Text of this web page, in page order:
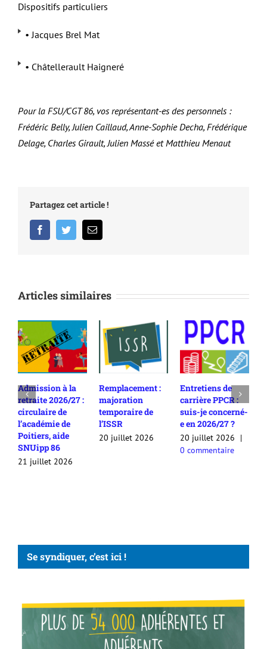
Dispositifs particuliers
• Jacques Brel Mat
• Châtellerault Haigneré
Pour la FSU/CGT 86, vos représentant-es des personnels :
Frédéric Belly, Julien Caillaud, Anne-Sophie Decha, Frédérique
Delage, Charles Girault, Julien Massé et Matthieu Menaut
Partagez cet article !
FacebookTwitterEmail
Articles similaires
Admission à la
retraite 2026/27 :
circulaire de
l’académie de
Poitiers, aide
SNUipp 86
21 juillet 2026
Remplacement :
majoration
temporaire de
l’ISSR
20 juillet 2026
Entretiens de
carrière PPCR :
suis-je concerné-
e en 2026/27 ?
20 juillet 2026
|
0 commentaire
Se syndiquer, c’est ici !